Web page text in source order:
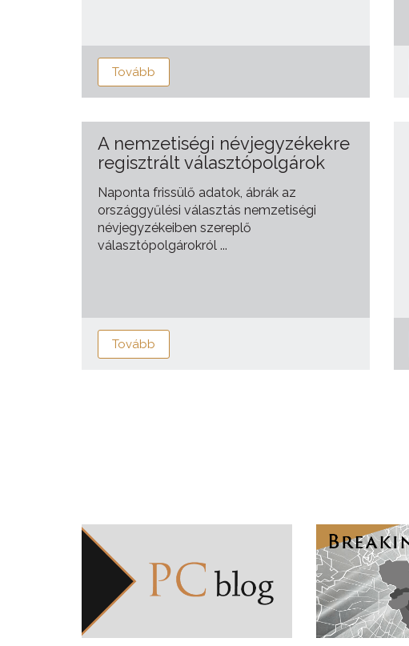
Tovább
A nemzetiségi névjegyzékekre
regisztrált választópolgárok
Naponta frissülő adatok, ábrák az
országgyűlési választás nemzetiségi
névjegyzékeiben szereplő
választópolgárokról ...
Tovább